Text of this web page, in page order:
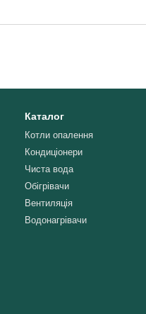
Каталог
Котли опалення
Кондиціонери
Чиста вода
Обігрівачи
Вентиляція
Водонагрівачи